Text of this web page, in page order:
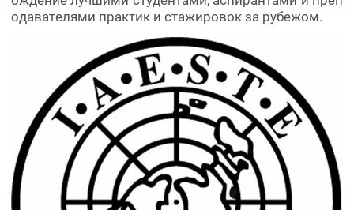
одавателями практик и стажировок за рубежом.